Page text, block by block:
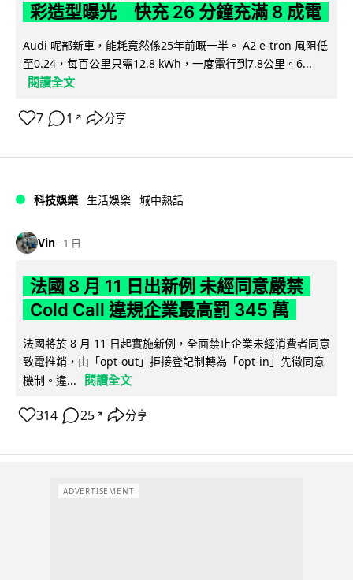
彩造型曝光 快充 26 分鐘充滿 8 成電
Audi 呢部新車，能耗竟然係25年前嘅一半。 A2 e-tron 風阻低
至0.24，每百公里只需12.8 kWh，一度電行到7.8公里。6...
閱讀全文
7 1 ↗ 分享
科技娛樂 生活娛樂 城中熱話
Vin 1 日
法國 8 月 11 日出新例 未經同意嚴禁
Cold Call 違規企業最高罰 345 萬
法國將於 8 月 11 日起實施新例，全面禁止企業未經消費者同意
致電推銷，由「opt-out」拒接登記制轉為「opt-in」先徵同意
機制。違...
閱讀全文
314 25 ↗ 分享
ADVERTISEMENT